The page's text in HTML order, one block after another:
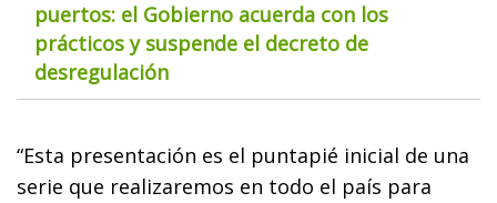
puertos: el Gobierno acuerda con los
prácticos y suspende el decreto de
desregulación
“Esta presentación es el puntapié inicial de una
serie que realizaremos en todo el país para